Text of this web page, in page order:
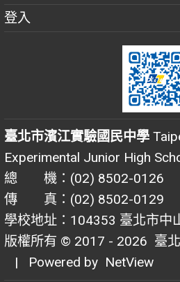
登入
臺北市濱江實驗國民中學
Experimental Junior High
總 機：(02) 8502-0126
傳 真：(02) 8502-0129
學校地址：104353 臺北市中
版權所有 © 2017 - 2026 臺
| Powered by NetView